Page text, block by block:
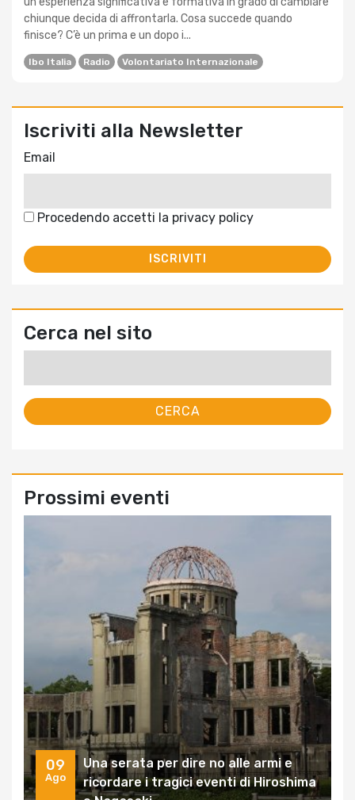
chiunque decida di affrontarla. Cosa succede quando
finisce? C’è un prima e un dopo i...
Ibo Italia Radio Volontariato Internazionale
Iscriviti alla Newsletter
Email
Procedendo accetti la privacy policy
Cerca nel sito
Prossimi eventi
09
Ago
Una serata per dire no alle armi e
ricordare i tragici eventi di Hiroshima